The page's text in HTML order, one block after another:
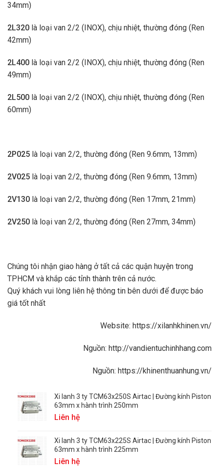
34mm)
2L320 là loại van 2/2 (INOX), chịu nhiệt, thường đóng (Ren
42mm)
2L400 là loại van 2/2 (INOX), chịu nhiệt, thường đóng (Ren
49mm)
2L500 là loại van 2/2 (INOX), chịu nhiệt, thường đóng (Ren
60mm)
2P025 là loại van 2/2, thường đóng (Ren 9.6mm, 13mm)
2V025 là loại van 2/2, thường đóng (Ren 9.6mm, 13mm)
2V130 là loại van 2/2, thường đóng (Ren 17mm, 21mm)
2V250 là loại van 2/2, thường đóng (Ren 27mm, 34mm)
Chúng tôi nhận giao hàng ở tất cả các quận huyện trong
TPHCM và khắp các tỉnh thành trên cả nước.
Quý khách vui lòng liên hệ thông tin bên dưới để được báo
giá tốt nhất
Website: https://xilanhkhinen.vn/
Nguồn: http://vandientuchinhhang.com
Nguồn: https://khinenthuanhung.vn/
Xi lanh 3 ty TCM63x250S Airtac | Đường kính Piston
63mm x hành trình 250mm
Liên hệ
Xi lanh 3 ty TCM63x225S Airtac | Đường kính Piston
63mm x hành trình 225mm
Liên hệ